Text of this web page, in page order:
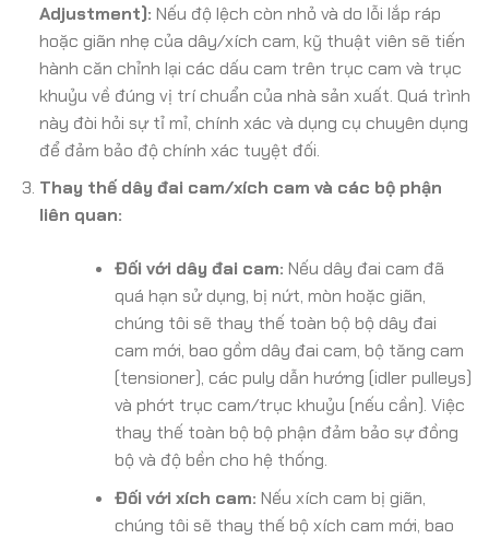
Adjustment): Nếu độ lệch còn nhỏ và do lỗi lắp ráp
hoặc giãn nhẹ của dây/xích cam, kỹ thuật viên sẽ tiến
hành căn chỉnh lại các dấu cam trên trục cam và trục
khuỷu về đúng vị trí chuẩn của nhà sản xuất. Quá trình
này đòi hỏi sự tỉ mỉ, chính xác và dụng cụ chuyên dụng
để đảm bảo độ chính xác tuyệt đối.
Thay thế dây đai cam/xích cam và các bộ phận
liên quan:
Đối với dây đai cam: Nếu dây đai cam đã
quá hạn sử dụng, bị nứt, mòn hoặc giãn,
chúng tôi sẽ thay thế toàn bộ bộ dây đai
cam mới, bao gồm dây đai cam, bộ tăng cam
(tensioner), các puly dẫn hướng (idler pulleys)
và phớt trục cam/trục khuỷu (nếu cần). Việc
thay thế toàn bộ bộ phận đảm bảo sự đồng
bộ và độ bền cho hệ thống.
Đối với xích cam: Nếu xích cam bị giãn,
chúng tôi sẽ thay thế bộ xích cam mới, bao